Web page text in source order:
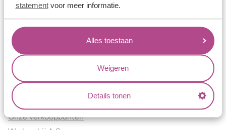
statementvoor meer informatie.
Alles toestaan
Weigeren
Details tonen
Blogs
Jouw voordelen
Conflictvrije Materialen
Oneindig veel mogelijkheden
Kwaliteit
Juweliers & Contact
Onze verkooppunten